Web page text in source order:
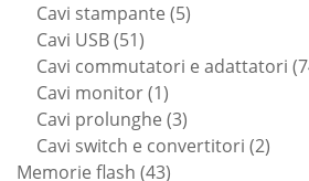
Cavi stampante 55
Cavi USB 5151
prodotti
Cavi commutatori e adattatori
Cavi monitor 11
prodotto
Cavi prolunghe 33
prodotti
Cavi switch e convertitori 22
Memorie flash 4343